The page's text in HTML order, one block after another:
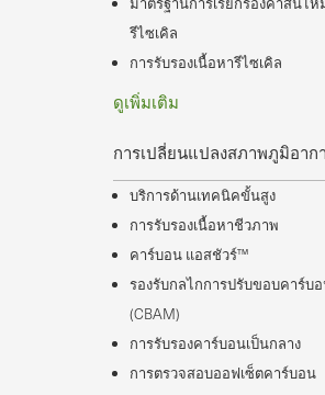
รีไซเคิล
การรับรองเนื้อหารีไซเคิล
ดูเพิ่มเติม
การเปลี่ยนแปลงสภาพภูมิอาก
บริการด้านเทคนิคขั้นสูง
การรับรองเนื้อหาชีวภาพ
คาร์บอน แอสชัวร์™
รองรับกลไกการปรับขอบคาร์บ
(CBAM)
การรับรองคาร์บอนเป็นกลาง
การตรวจสอบออฟเซ็ตคาร์บอน